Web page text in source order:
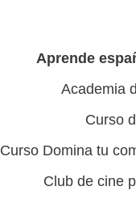
Aprende
Academia
Curso
Curso Domina tu
Club de cine